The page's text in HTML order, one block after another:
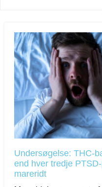
Undersøgelse: THC-
end hver tredje
mareridt